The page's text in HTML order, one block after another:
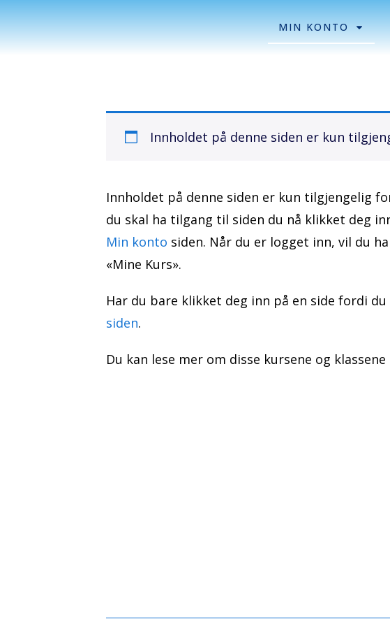
MIN KONTO
Innholdet på denne siden er kun
Innholdet på denne siden er kun tilgjengelig
du skal ha tilgang til siden du nå klikket deg
Min konto siden. Når du er logget inn, vil du
«Mine Kurs».
Har du bare klikket deg inn på en side fordi
siden.
Du kan lese mer om disse kursene og klassene